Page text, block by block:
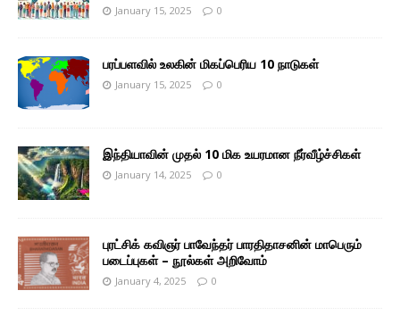
January 15, 2025 0
பரப்பளவில் உலகின் மிகப்பெரிய 10 நாடுகள்
January 15, 2025 0
இந்தியாவின் முதல் 10 மிக உயரமான நீர்வீழ்ச்சிகள்
January 14, 2025 0
புரட்சிக் கவிஞர் பாவேந்தர் பாரதிதாசனின் மாபெரும்
படைப்புகள் – நூல்கள் அறிவோம்
January 4, 2025 0